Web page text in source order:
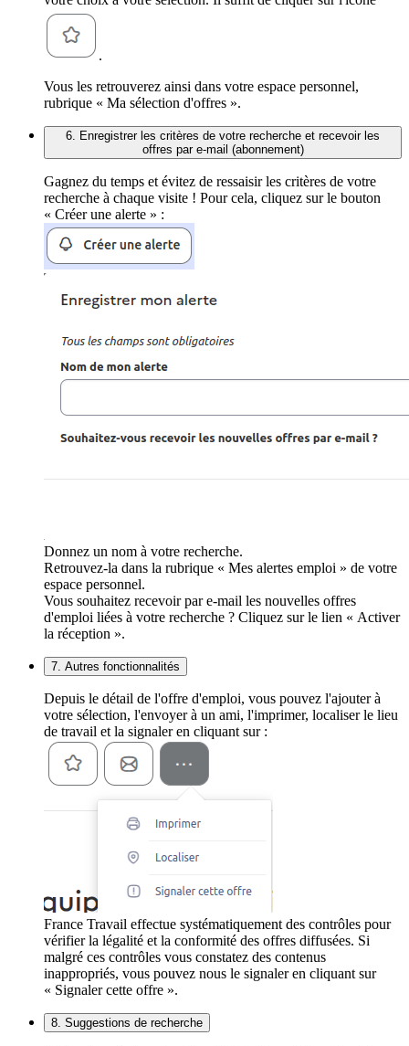
.
Vous les retrouverez ainsi dans votre espace personnel,
rubrique « Ma sélection d'offres ».
6. Enregistrer les critères de votre recherche et recevoir les
offres par e-mail (abonnement)
Gagnez du temps et évitez de ressaisir les critères de votre
recherche à chaque visite ! Pour cela, cliquez sur le bouton
« Créer une alerte » :
Donnez un nom à votre recherche.
Retrouvez-la dans la rubrique « Mes alertes emploi » de votre
espace personnel.
Vous souhaitez recevoir par e-mail les nouvelles offres
d'emploi liées à votre recherche ? Cliquez sur le lien « Activer
la réception ».
7. Autres fonctionnalités
Depuis le détail de l'offre d'emploi, vous pouvez l'ajouter à
votre sélection, l'envoyer à un ami, l'imprimer, localiser le lieu
de travail et la signaler en cliquant sur :
France Travail effectue systématiquement des contrôles pour
vérifier la légalité et la conformité des offres diffusées. Si
malgré ces contrôles vous constatez des contenus
inappropriés, vous pouvez nous le signaler en cliquant sur
« Signaler cette offre ».
8. Suggestions de recherche